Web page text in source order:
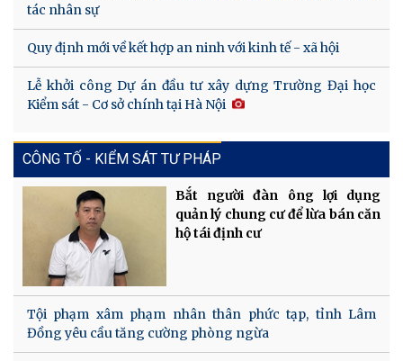
tác nhân sự
Quy định mới về kết hợp an ninh với kinh tế - xã hội
Lễ khởi công Dự án đầu tư xây dựng Trường Đại học
Kiểm sát - Cơ sở chính tại Hà Nội
CÔNG TỐ - KIỂM SÁT TƯ PHÁP
Bắt người đàn ông lợi dụng
quản lý chung cư để lừa bán căn
hộ tái định cư
Tội phạm xâm phạm nhân thân phức tạp, tỉnh Lâm
Đồng yêu cầu tăng cường phòng ngừa